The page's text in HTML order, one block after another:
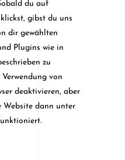
du auf
gibst du uns
dir gewählten
Plugins wie in
zu
von
deaktivieren, aber
Website dann unter